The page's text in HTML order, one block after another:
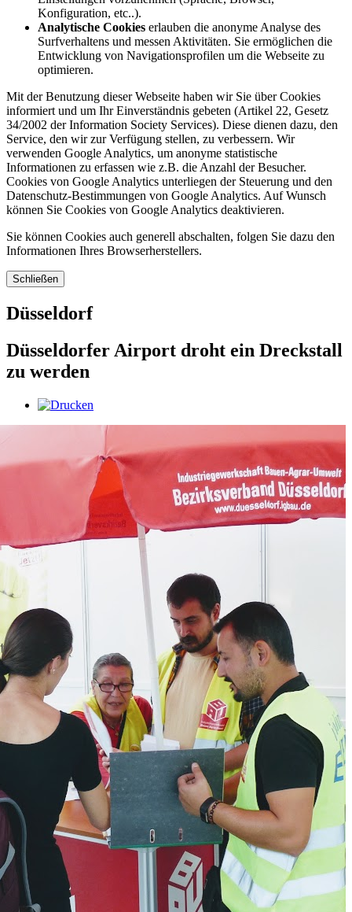
Konfiguration, etc..).
Analytische Cookies erlauben die anonyme Analyse des
Surfverhaltens und messen Aktivitäten. Sie ermöglichen die
Entwicklung von Navigationsprofilen um die Webseite zu
optimieren.
Mit der Benutzung dieser Webseite haben wir Sie über Cookies
informiert und um Ihr Einverständnis gebeten (Artikel 22, Gesetz
34/2002 der Information Society Services). Diese dienen dazu, den
Service, den wir zur Verfügung stellen, zu verbessern. Wir
verwenden Google Analytics, um anonyme statistische
Informationen zu erfassen wie z.B. die Anzahl der Besucher.
Cookies von Google Analytics unterliegen der Steuerung und den
Datenschutz-Bestimmungen von Google Analytics. Auf Wunsch
können Sie Cookies von Google Analytics deaktivieren.
Sie können Cookies auch generell abschalten, folgen Sie dazu den
Informationen Ihres Browserherstellers.
Schließen
Düsseldorf
Düsseldorfer Airport droht ein Dreckstall
zu werden